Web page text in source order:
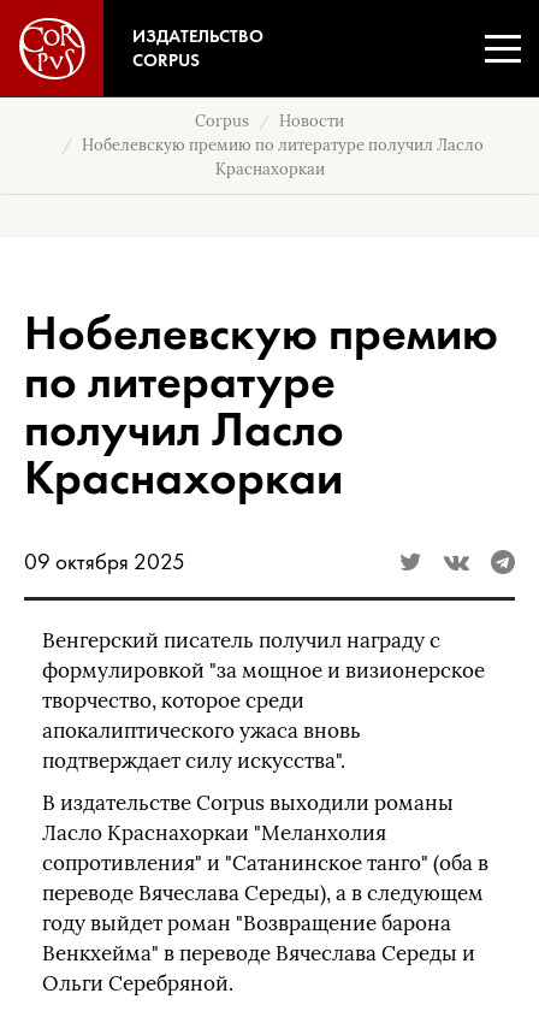
ИЗДАТЕЛЬСТВО
CORPUS
Corpus
Новости
Нобелевскую премию по литературе получил Ласло
Краснахоркаи
Нобелевскую премию
по литературе
получил Ласло
Краснахоркаи
09 октября 2025
Венгерский писатель получил награду с
формулировкой "за мощное и визионерское
творчество, которое среди
апокалиптического ужаса вновь
подтверждает силу искусства".
В издательстве Corpus выходили романы
Ласло Краснахоркаи "Меланхолия
сопротивления" и "Сатанинское танго" (оба в
переводе Вячеслава Середы), а в следующем
году выйдет роман "Возвращение барона
Венкхейма" в переводе Вячеслава Середы и
Ольги Серебряной.